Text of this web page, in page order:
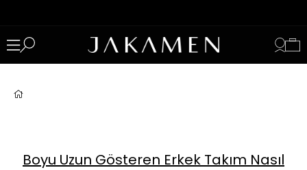
Boyu Uzun Gösteren Erkek Takım Nasıl